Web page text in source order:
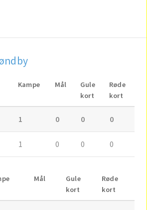
Kampe Mål
Gule
kort
Røde
kort
1 0 0 0
1 0 0 0
Mål
Gule
kort
Røde
kort